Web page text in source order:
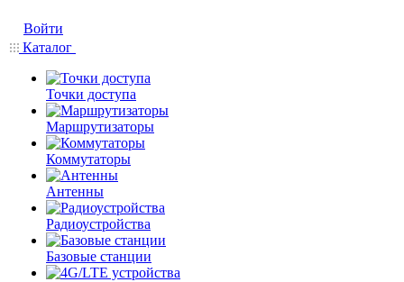
Войти
Каталог
Точки доступа
Маршрутизаторы
Коммутаторы
Антенны
Радиоустройства
Базовые станции